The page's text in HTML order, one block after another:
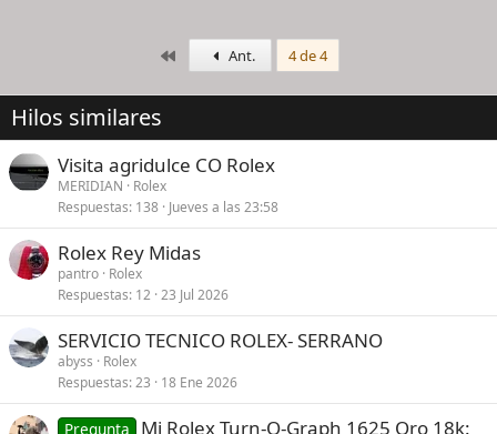
PrimeroAnt. 4 de 4
Hilos similares
Visita agridulce CO Rolex
MERIDIAN
Rolex
Respuestas 138 Jueves a las 23:58
Rolex Rey Midas
pantro Rolex
Respuestas 12 23 Jul 2026
SERVICIO TECNICO ROLEX- SERRANO
abyss
Rolex
Respuestas 23 18 Ene 2026
Pregunta Mi Rolex Turn-O-Graph 1625 Oro 18k: